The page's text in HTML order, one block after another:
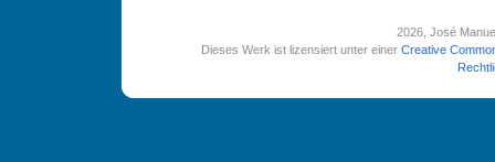
2026 , José
Dieses Werk ist lizensiert unter einer Creative